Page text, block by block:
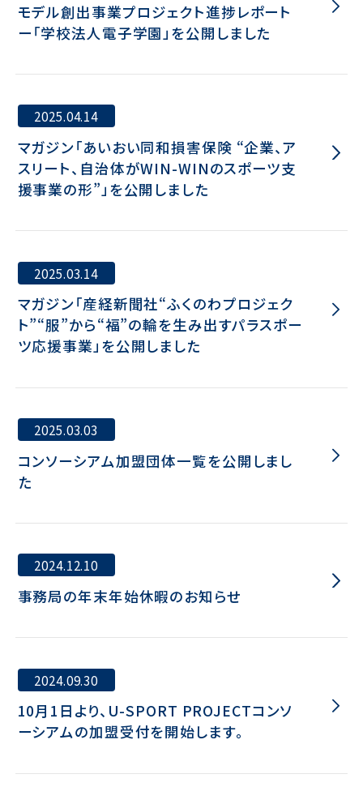
モデル創出事業プロジェクト進捗レポート
ー「学校法人電子学園」を公開しました
2025.04.14
マガジン「あいおい同和損害保険 “企業、ア
スリート、自治体がWIN-WINのスポーツ支
援事業の形”」を公開しました
2025.03.14
マガジン「産経新聞社“ふくのわプロジェク
ト”“服”から“福”の輪を生み出すパラスポー
ツ応援事業」を公開しました
2025.03.03
コンソーシアム加盟団体一覧を公開しまし
た
2024.12.10
事務局の年末年始休暇のお知らせ
2024.09.30
10月1日より、U-SPORT PROJECTコンソ
ーシアムの加盟受付を開始します。